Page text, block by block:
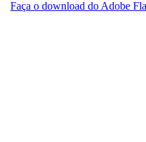
Faça o download do Adobe